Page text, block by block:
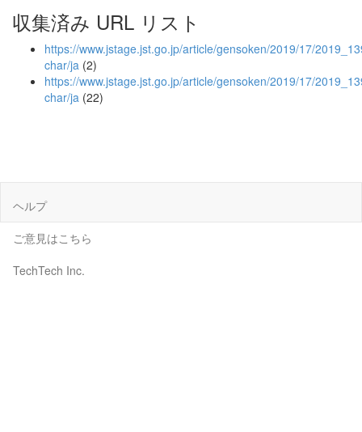
収集済み URL リスト
https://www.jstage.jst.go.jp/article/gensoken/2019/17/
char/ja (2)
https://www.jstage.jst.go.jp/article/gensoken/2019/17/
char/ja (22)
ヘルプ
ご意見はこちら
TechTech Inc.